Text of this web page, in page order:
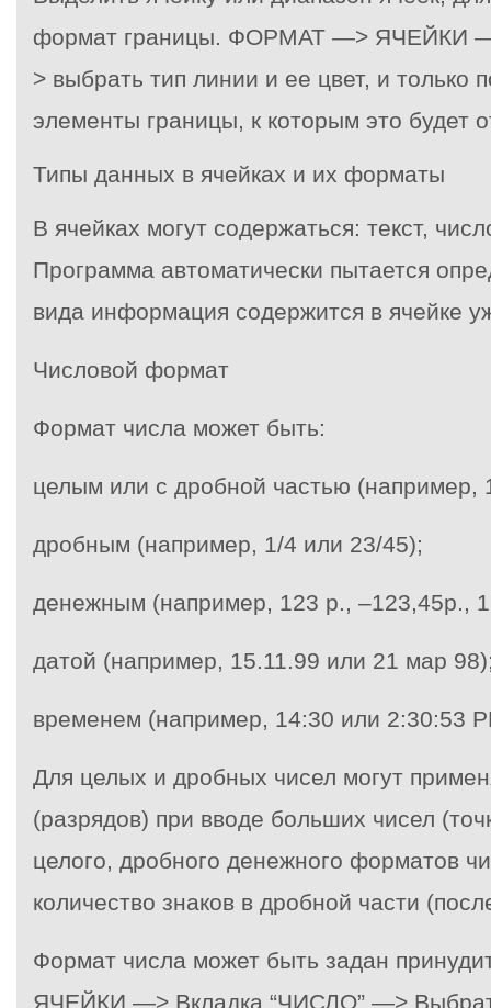
формат границы. ФОРМАТ —> ЯЧЕЙКИ
> выбрать тип линии и ее цвет, и только
элементы границы, к которым это будет
Типы данных в ячейках и их форматы
В ячейках могут содержаться: текст,
Программа автоматически пытается
вида информация содержится в ячейке
Числовой формат
Формат числа может быть:
целым или с дробной частью (например,
дробным (например, 1/4 или 23/45);
денежным (например, 123 р., –123,45р.,
датой (например, 15.11.99 или 21 мар
временем (например, 14:30 или 2:30:53
Для целых и дробных чисел могут
(разрядов) при вводе больших чисел
целого, дробного денежного форматов
количество знаков в дробной части
Формат числа может быть задан
ЯЧЕЙКИ —> Вкладка “ЧИСЛО” —>